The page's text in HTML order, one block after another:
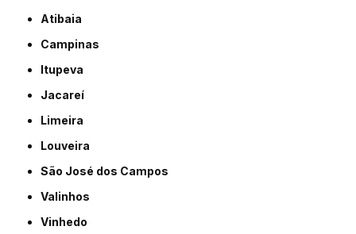
Atibaia
Campinas
Itupeva
Jacareí
Limeira
Louveira
São José dos Campos
Valinhos
Vinhedo